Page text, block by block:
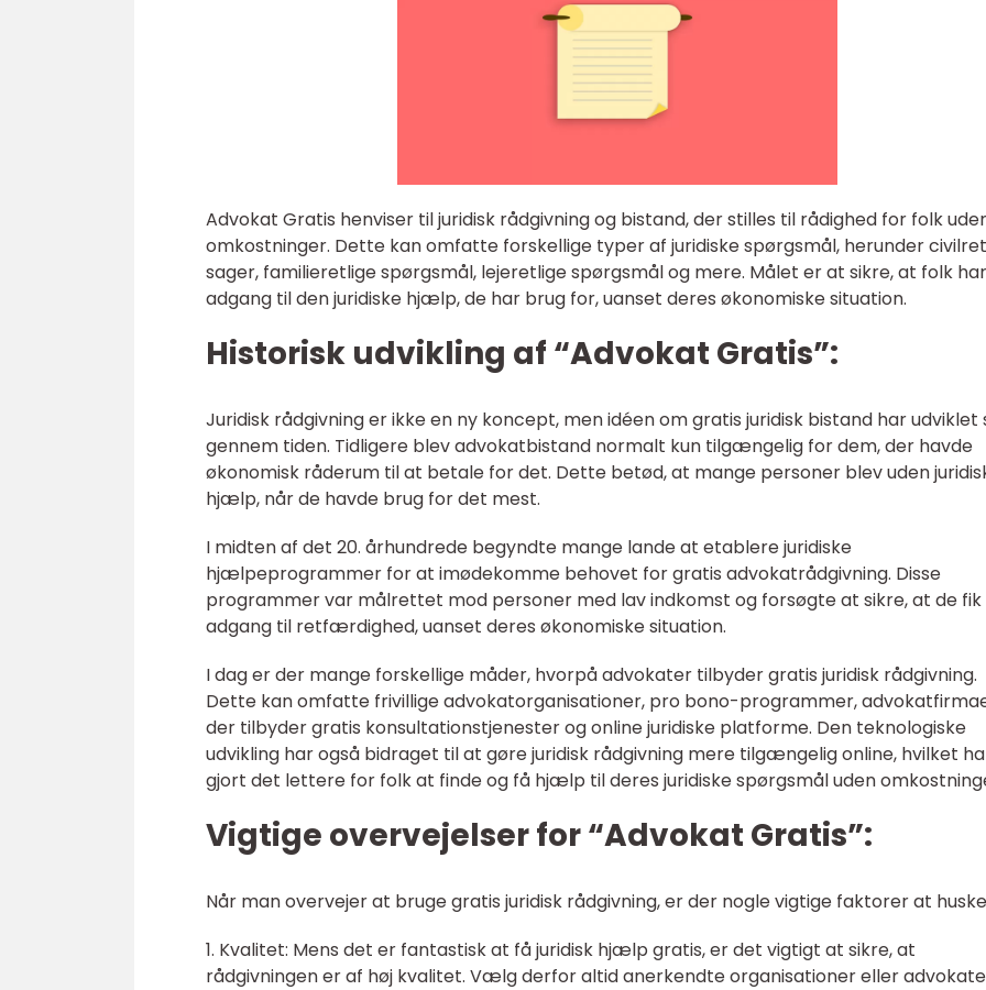
Advokat Gratis henviser til juridisk rådgivning og bistand, der stilles til rådighed for folk
omkostninger. Dette kan omfatte forskellige typer af juridiske spørgsmål, herunder
sager, familieretlige spørgsmål, lejeretlige spørgsmål og mere. Målet er at sikre, at folk har
adgang til den juridiske hjælp, de har brug for, uanset deres økonomiske situation.
Historisk udvikling af “Advokat Gratis”:
Juridisk rådgivning er ikke en ny koncept, men idéen om gratis juridisk bistand har udviklet
gennem tiden. Tidligere blev advokatbistand normalt kun tilgængelig for dem, der havde
økonomisk råderum til at betale for det. Dette betød, at mange personer blev uden
hjælp, når de havde brug for det mest.
I midten af det 20. århundrede begyndte mange lande at etablere juridiske
hjælpeprogrammer for at imødekomme behovet for gratis advokatrådgivning. Disse
programmer var målrettet mod personer med lav indkomst og forsøgte at sikre, at de fik
adgang til retfærdighed, uanset deres økonomiske situation.
I dag er der mange forskellige måder, hvorpå advokater tilbyder gratis juridisk rådgivning.
Dette kan omfatte frivillige advokatorganisationer, pro bono-programmer,
der tilbyder gratis konsultationstjenester og online juridiske platforme. Den teknologiske
udvikling har også bidraget til at gøre juridisk rådgivning mere tilgængelig online, hvilket
gjort det lettere for folk at finde og få hjælp til deres juridiske spørgsmål uden
Vigtige overvejelser for “Advokat Gratis”:
Når man overvejer at bruge gratis juridisk rådgivning, er der nogle vigtige faktorer at
1. Kvalitet: Mens det er fantastisk at få juridisk hjælp gratis, er det vigtigt at sikre, at
rådgivningen er af høj kvalitet. Vælg derfor altid anerkendte organisationer eller